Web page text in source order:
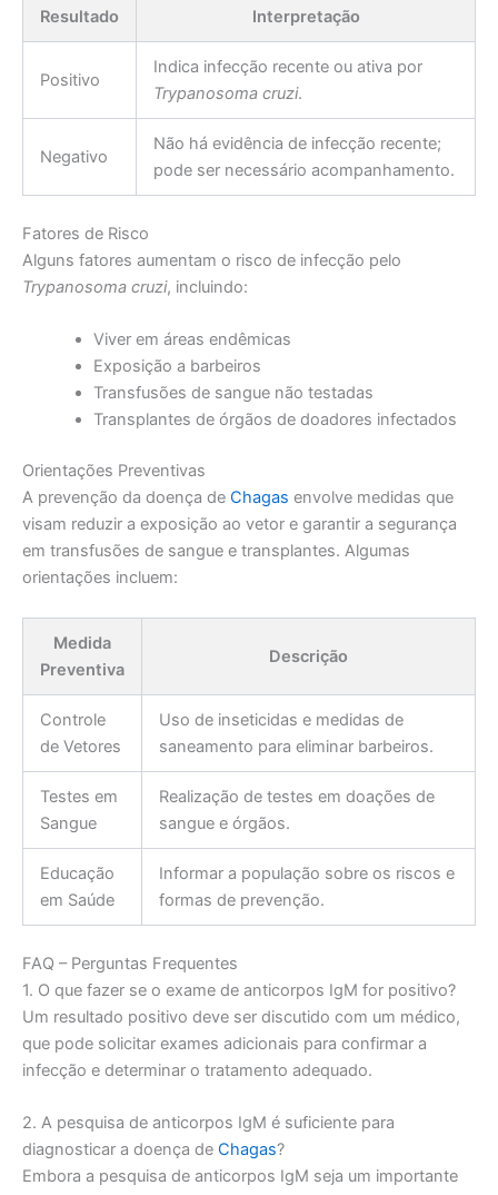
Resultado Interpretação
Positivo
Indica infecção recente ou ativa por
Trypanosoma cruzi.
Negativo
Não há evidência de infecção recente;
pode ser necessário acompanhamento.
Fatores de Risco
Alguns fatores aumentam o risco de infecção pelo
Trypanosoma cruzi, incluindo:
Viver em áreas endêmicas
Exposição a barbeiros
Transfusões de sangue não testadas
Transplantes de órgãos de doadores infectados
Orientações Preventivas
A prevenção da doença de Chagas envolve medidas que
visam reduzir a exposição ao vetor e garantir a segurança
em transfusões de sangue e transplantes. Algumas
orientações incluem:
Medida
Preventiva
Descrição
Controle
de Vetores
Uso de inseticidas e medidas de
saneamento para eliminar barbeiros.
Testes em
Sangue
Realização de testes em doações de
sangue e órgãos.
Educação
em Saúde
Informar a população sobre os riscos e
formas de prevenção.
FAQ – Perguntas Frequentes
1. O que fazer se o exame de anticorpos IgM for positivo?
Um resultado positivo deve ser discutido com um médico,
que pode solicitar exames adicionais para confirmar a
infecção e determinar o tratamento adequado.
2. A pesquisa de anticorpos IgM é suficiente para
diagnosticar a doença de Chagas?
Embora a pesquisa de anticorpos IgM seja um importante